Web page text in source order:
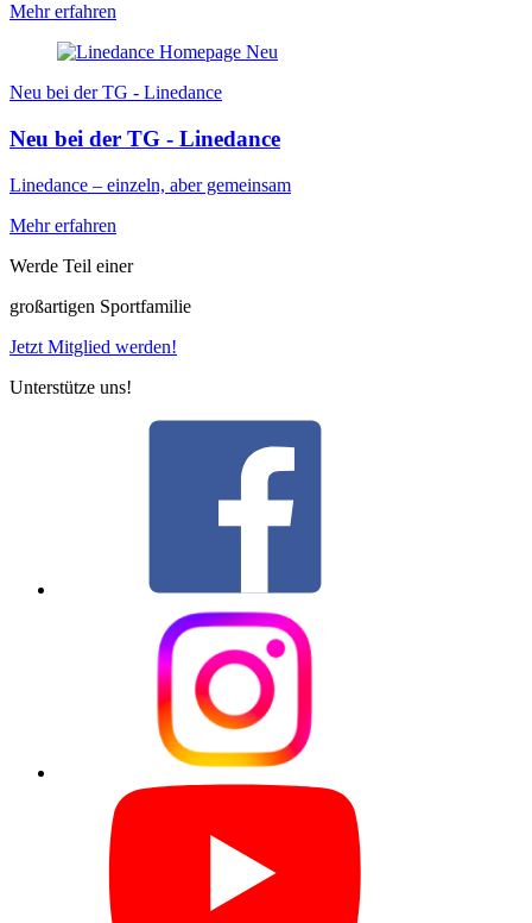
Mehr erfahren
Neu bei der TG - Linedance
Neu bei der TG - Linedance
Linedance – einzeln, aber gemeinsam
Mehr erfahren
Werde Teil einer
großartigen Sportfamilie
Jetzt Mitglied werden!
Unterstütze uns!